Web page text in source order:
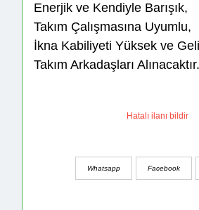
Enerjik ve Kendiyle Barışık,
Takım Çalışmasına Uyumlu,
İkna Kabiliyeti Yüksek ve
Takım Arkadaşları Alınacaktır.
Hatalı ilanı bildir
Whatsapp Facebook